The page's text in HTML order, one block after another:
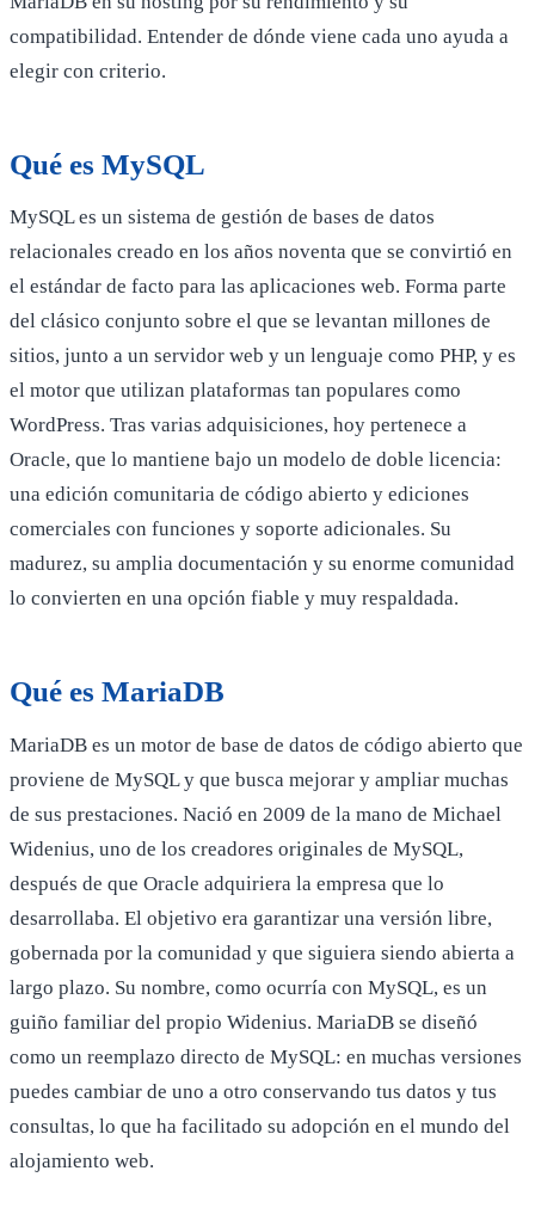
compatibilidad. Entender de dónde viene cada uno ayuda a
elegir con criterio.
Qué es MySQL
MySQL es un sistema de gestión de bases de datos
relacionales creado en los años noventa que se convirtió en
el estándar de facto para las aplicaciones web. Forma parte
del clásico conjunto sobre el que se levantan millones de
sitios, junto a un servidor web y un lenguaje como PHP, y es
el motor que utilizan plataformas tan populares como
WordPress. Tras varias adquisiciones, hoy pertenece a
Oracle, que lo mantiene bajo un modelo de doble licencia:
una edición comunitaria de código abierto y ediciones
comerciales con funciones y soporte adicionales. Su
madurez, su amplia documentación y su enorme comunidad
lo convierten en una opción fiable y muy respaldada.
Qué es MariaDB
MariaDB es un motor de base de datos de código abierto que
proviene de MySQL y que busca mejorar y ampliar muchas
de sus prestaciones. Nació en 2009 de la mano de Michael
Widenius, uno de los creadores originales de MySQL,
después de que Oracle adquiriera la empresa que lo
desarrollaba. El objetivo era garantizar una versión libre,
gobernada por la comunidad y que siguiera siendo abierta a
largo plazo. Su nombre, como ocurría con MySQL, es un
guiño familiar del propio Widenius. MariaDB se diseñó
como un reemplazo directo de MySQL: en muchas versiones
puedes cambiar de uno a otro conservando tus datos y tus
consultas, lo que ha facilitado su adopción en el mundo del
alojamiento web.